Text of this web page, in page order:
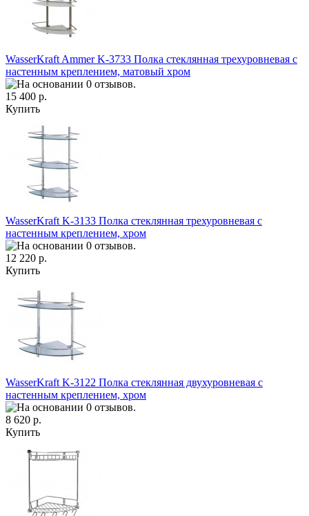
WasserKraft Ammer K-3733 Полка стеклянная трехуровневая с
настенным креплением, матовый хром
15 400 р.
Купить
WasserKraft K-3133 Полка стеклянная трехуровневая с
настенным креплением, хром
12 220 р.
Купить
WasserKraft K-3122 Полка стеклянная двухуровневая с
настенным креплением, хром
8 620 р.
Купить